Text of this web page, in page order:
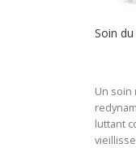
Soin
Un soin
luttant